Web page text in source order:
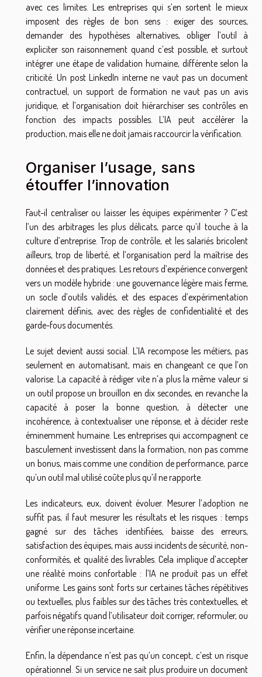
avec ces limites. Les entreprises qui s’en sortent le mieux
imposent des règles de bon sens : exiger des sources,
demander des hypothèses alternatives, obliger l’outil à
expliciter son raisonnement quand c’est possible, et surtout
intégrer une étape de validation humaine, différente selon la
criticité. Un post LinkedIn interne ne vaut pas un document
contractuel, un support de formation ne vaut pas un avis
juridique, et l’organisation doit hiérarchiser ses contrôles en
fonction des impacts possibles. L’IA peut accélérer la
production, mais elle ne doit jamais raccourcir la vérification.
Organiser l’usage, sans
étouffer l’innovation
Faut-il centraliser ou laisser les équipes expérimenter ? C’est
l’un des arbitrages les plus délicats, parce qu’il touche à la
culture d’entreprise. Trop de contrôle, et les salariés bricolent
ailleurs, trop de liberté, et l’organisation perd la maîtrise des
données et des pratiques. Les retours d’expérience convergent
vers un modèle hybride : une gouvernance légère mais ferme,
un socle d’outils validés, et des espaces d’expérimentation
clairement définis, avec des règles de confidentialité et des
garde-fous documentés.
Le sujet devient aussi social. L’IA recompose les métiers, pas
seulement en automatisant, mais en changeant ce que l’on
valorise. La capacité à rédiger vite n’a plus la même valeur si
un outil propose un brouillon en dix secondes, en revanche la
capacité à poser la bonne question, à détecter une
incohérence, à contextualiser une réponse, et à décider reste
éminemment humaine. Les entreprises qui accompagnent ce
basculement investissent dans la formation, non pas comme
un bonus, mais comme une condition de performance, parce
qu’un outil mal utilisé coûte plus qu’il ne rapporte.
Les indicateurs, eux, doivent évoluer. Mesurer l’adoption ne
suffit pas, il faut mesurer les résultats et les risques : temps
gagné sur des tâches identifiées, baisse des erreurs,
satisfaction des équipes, mais aussi incidents de sécurité, non-
conformités, et qualité des livrables. Cela implique d’accepter
une réalité moins confortable : l’IA ne produit pas un effet
uniforme. Les gains sont forts sur certaines tâches répétitives
ou textuelles, plus faibles sur des tâches très contextuelles, et
parfois négatifs quand l’utilisateur doit corriger, reformuler, ou
vérifier une réponse incertaine.
Enfin, la dépendance n’est pas qu’un concept, c’est un risque
opérationnel. Si un service ne sait plus produire un document